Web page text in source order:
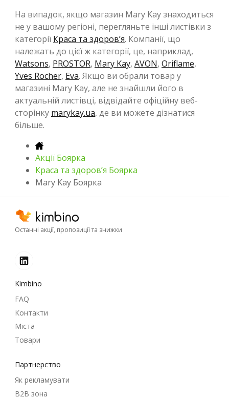
На випадок, якщо магазин Mary Kay знаходиться
не у вашому регіоні, перегляньте інші листівки з
категорії Краса та здоров’я. Компанії, що
належать до цієї ж категорії, це, наприклад,
Watsons, PROSTOR, Mary Kay, AVON, Oriflame,
Yves Rocher, Eva. Якщо ви обрали товар у
магазині Mary Kay, але не знайшли його в
актуальній листівці, відвідайте офіційну веб-
сторінку marykay.ua, де ви можете дізнатися
більше.
Акції Боярка
Краса та здоров’я Боярка
Mary Kay Боярка
Останні акції, пропозиції та знижки
Kimbino
FAQ
Контакти
Міста
Товари
Партнерство
Як рекламувати
B2B зона